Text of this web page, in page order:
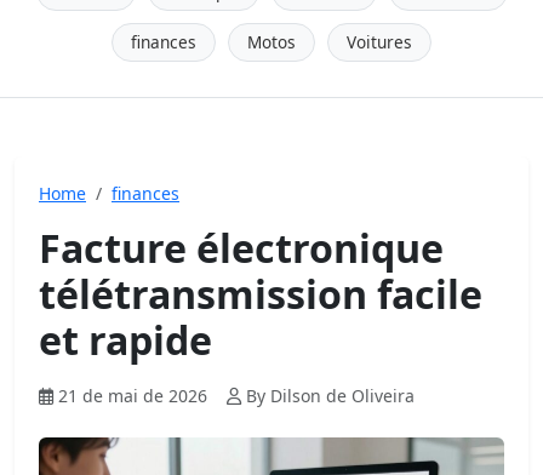
finances Motos Voitures
Home finances
Facture électronique
télétransmission facile
et rapide
21 de mai de 2026 By Dilson de Oliveira